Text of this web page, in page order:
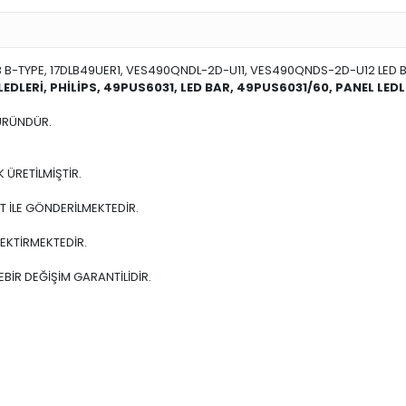
TYPE, 17DLB49UER1, VES490QNDL-2D-U11, VES490QNDS-2D-U12 LED
PHİLİPS, 49PUS6031, LED BAR, 49PUS6031/60, PANEL
GÖNDERİLMEKTEDİR.
DEĞİŞİM GARANTİLİDİR.